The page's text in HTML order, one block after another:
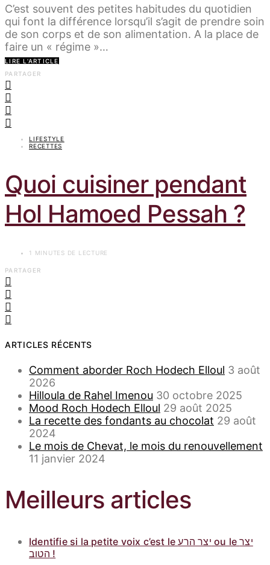
C’est souvent des petites habitudes du quotidien
qui font la différence lorsqu’il s’agit de prendre soin
de son corps et de son alimentation. A la place de
faire un « régime »…
LIRE L'ARTICLE
PARTAGER
LIFESTYLE
RECETTES
Quoi cuisiner pendant
Hol Hamoed Pessah ?
1 MINUTES DE LECTURE
PARTAGER
ARTICLES RÉCENTS
Comment aborder Roch Hodech Elloul 3 août
2026
Hilloula de Rahel Imenou 30 octobre 2025
Mood Roch Hodech Elloul 29 août 2025
La recette des fondants au chocolat 29 août
2024
Le mois de Chevat, le mois du renouvellement
11 janvier 2024
Meilleurs articles
Identifie si la petite voix c’est le יצר הרע ou le יצר
הטוב !